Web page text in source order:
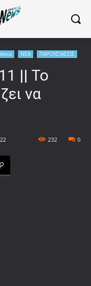
ΝΕΑ ΠΑΡΟΥΣΙΑΣΕΙΣ
|| Το
να
0
232